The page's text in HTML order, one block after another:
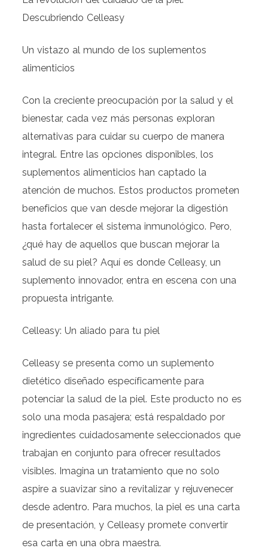
Descubriendo Celleasy
Un vistazo al mundo de los suplementos
alimenticios
Con la creciente preocupación por la salud y el
bienestar, cada vez más personas exploran
alternativas para cuidar su cuerpo de manera
integral. Entre las opciones disponibles, los
suplementos alimenticios han captado la
atención de muchos. Estos productos prometen
beneficios que van desde mejorar la digestión
hasta fortalecer el sistema inmunológico. Pero,
¿qué hay de aquellos que buscan mejorar la
salud de su piel? Aquí es donde Celleasy, un
suplemento innovador, entra en escena con una
propuesta intrigante.
Celleasy: Un aliado para tu piel
Celleasy se presenta como un suplemento
dietético diseñado específicamente para
potenciar la salud de la piel. Este producto no es
solo una moda pasajera; está respaldado por
ingredientes cuidadosamente seleccionados que
trabajan en conjunto para ofrecer resultados
visibles. Imagina un tratamiento que no solo
aspire a suavizar sino a revitalizar y rejuvenecer
desde adentro. Para muchos, la piel es una carta
de presentación, y Celleasy promete convertir
esa carta en una obra maestra.